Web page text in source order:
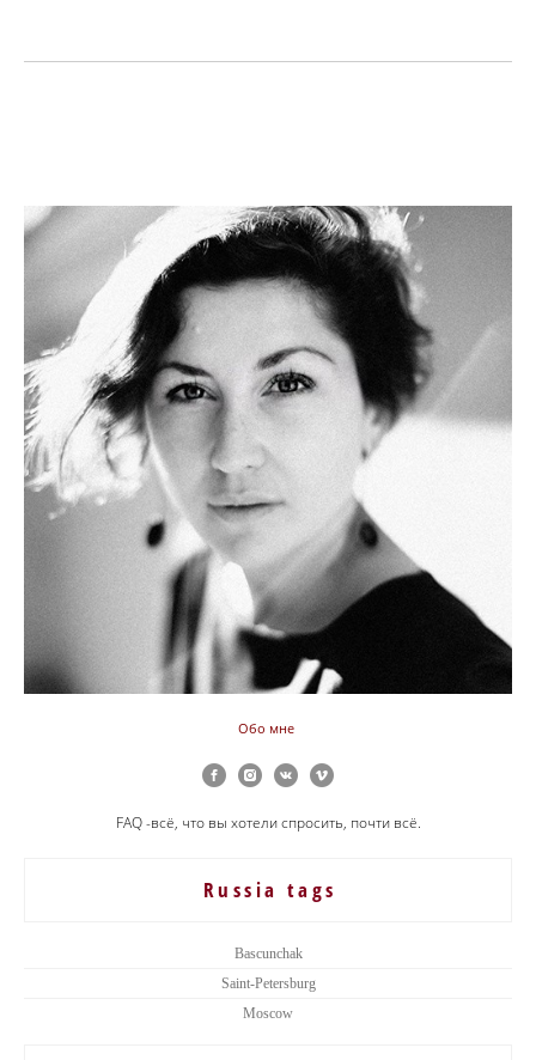
Обо мне
FAQ -всё, что вы хотели спросить, почти всё.
Russia tags
Bascunchak
Saint-Petersburg
Moscow